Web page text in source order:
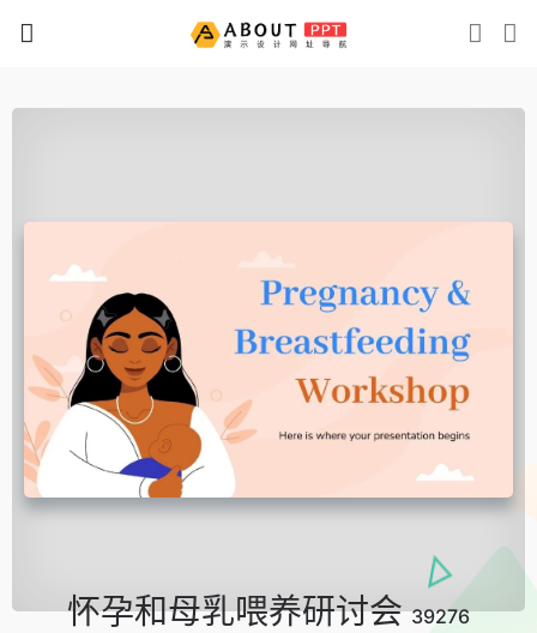
怀孕和母乳喂养研讨会39276